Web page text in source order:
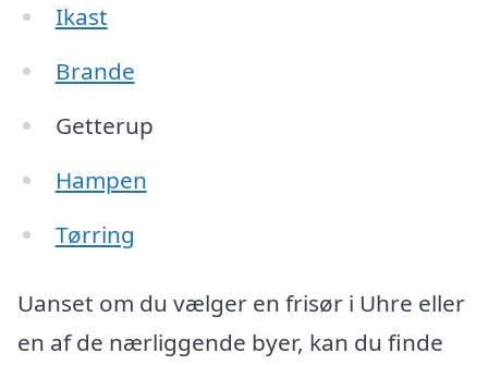
Ikast
Brande
Getterup
Hampen
Tørring
Uanset om du vælger en frisør i Uhre eller
en af de nærliggende byer, kan du finde